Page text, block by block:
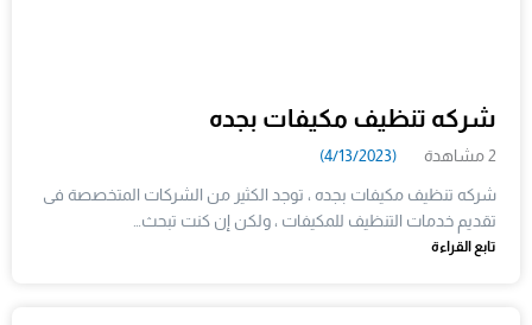
شركه تنظيف مكيفات بجده
2 مشاهدة (4/13/2023)
شركه تنظيف مكيفات بجده ، توجد الكثير من الشركات المتخصصة فى
تقديم خدمات التنظيف للمكيفات ، ولكن إن كنت تبحث…
تابع القراءة